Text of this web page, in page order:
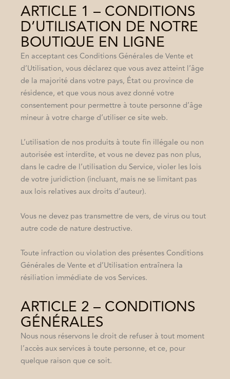
ARTICLE 1 – CONDITIONS
D’UTILISATION DE NOTRE
BOUTIQUE EN LIGNE
En acceptant ces Conditions Générales de Vente et
d’Utilisation, vous déclarez que vous avez atteint l’âge
de la majorité dans votre pays, État ou province de
résidence, et que vous nous avez donné votre
consentement pour permettre à toute personne d’âge
mineur à votre charge d’utiliser ce site web.
L’utilisation de nos produits à toute fin illégale ou non
autorisée est interdite, et vous ne devez pas non plus,
dans le cadre de l’utilisation du Service, violer les lois
de votre juridiction (incluant, mais ne se limitant pas
aux lois relatives aux droits d’auteur).
Vous ne devez pas transmettre de vers, de virus ou tout
autre code de nature destructive.
Toute infraction ou violation des présentes Conditions
Générales de Vente et d’Utilisation entraînera la
résiliation immédiate de vos Services.
ARTICLE 2 – CONDITIONS
GÉNÉRALES
Nous nous réservons le droit de refuser à tout moment
l’accès aux services à toute personne, et ce, pour
quelque raison que ce soit.